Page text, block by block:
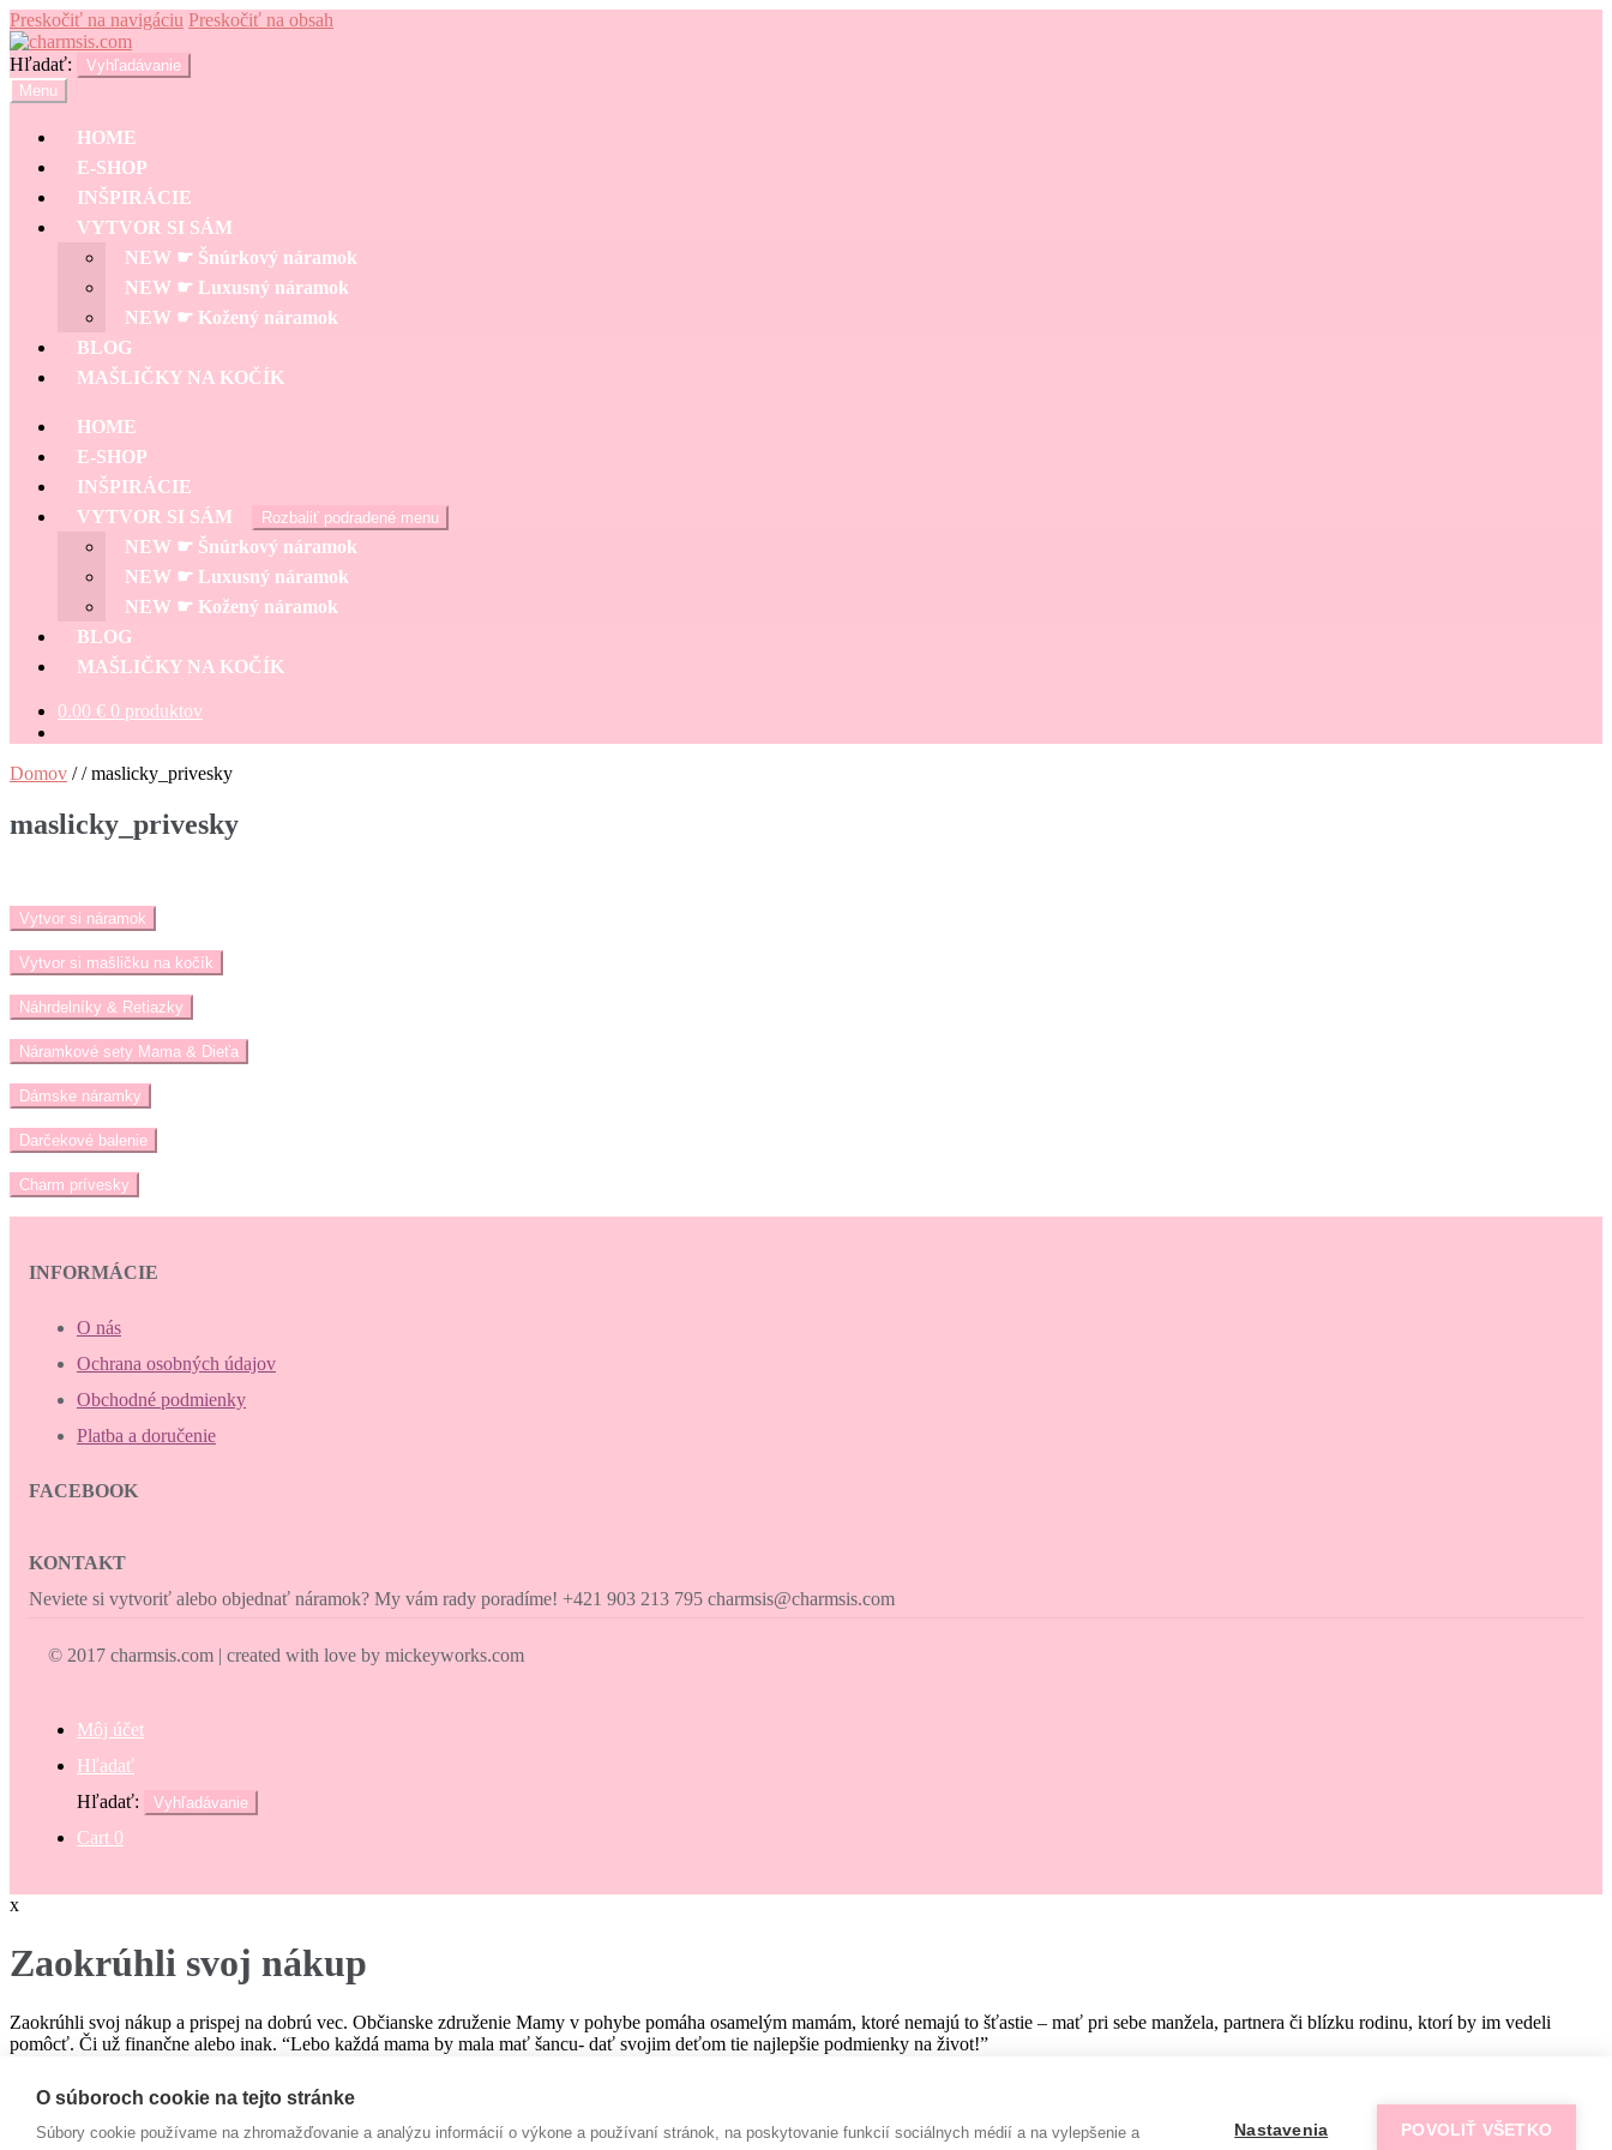
Preskočiť na navigáciu Preskočiť na obsah
Hľadať:
Vyhľadávanie
Menu
HOME
E-SHOP
INŠPIRÁCIE
VYTVOR SI SÁM
NEW ☛ Šnúrkový náramok
NEW ☛ Luxusný náramok
NEW ☛ Kožený náramok
BLOG
MAŠLIČKY NA KOČÍK
HOME
E-SHOP
INŠPIRÁCIE
VYTVOR SI SÁM
Rozbaliť podradené menu
NEW ☛ Šnúrkový náramok
NEW ☛ Luxusný náramok
NEW ☛ Kožený náramok
BLOG
MAŠLIČKY NA KOČÍK
0.00 € 0 produktov
Domov //maslicky_privesky
maslicky_privesky
Vytvor si náramok
Vytvor si mašličku na kočík
Náhrdelníky & Retiazky
Náramkové sety Mama & Dieťa
Dámske náramky
Darčekové balenie
Charm prívesky
INFORMÁCIE
O nás
Ochrana osobných údajov
Obchodné podmienky
Platba a doručenie
FACEBOOK
KONTAKT
Neviete si vytvoriť alebo objednať náramok? My vám rady poradíme! +421 903 213 795 charmsis@charmsis.com
© 2017 charmsis.com | created with love by mickeyworks.com
Môj účet
Hľadať
Hľadať:
Vyhľadávanie
Cart 0
x
Zaokrúhli svoj nákup
Zaokrúhli svoj nákup a prispej na dobrú vec. Občianske združenie Mamy v pohybe pomáha osamelým mamám, ktoré nemajú to šťastie – mať pri sebe manžela, partnera či blízku rodinu, ktorí by im vedeli
pomôcť. Či už finančne alebo inak. “Lebo každá mama by mala mať šancu- dať svojim deťom tie najlepšie podmienky na život!”
Campaign
Rada prispejem :-)
O súboroch cookie na tejto stránke
Súbory cookie používame na zhromažďovanie a analýzu informácií o výkone a používaní stránok, na poskytovanie funkcií sociálnych médií a na vylepšenie a Nastavenia POVOLIŤ VŠETKO